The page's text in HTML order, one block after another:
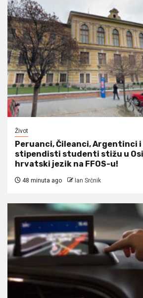
Život
Peruanci, Čileanci, Argentinci
stipendisti studenti stižu u
hrvatski jezik na FFOS-u!
48 minuta ago Ian Srčnik